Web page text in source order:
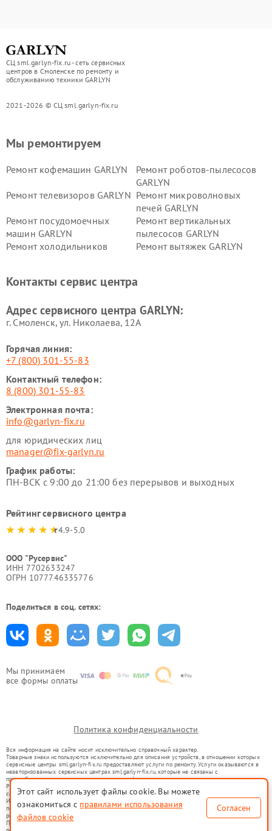
СЦ sml.garlyn-fix.ru - сеть сервисных
центров в Смоленске по ремонту и
обслуживанию техники GARLYN
2021-2026 © СЦ sml.garlyn-fix.ru
Мы принимаем
все формы оплаты
Мы ремонтируем
Ремонт кофемашин GARLYN
Ремонт роботов-пылесосов
GARLYN
Ремонт телевизоров GARLYN Ремонт микроволновых
печей GARLYN
Ремонт посудомоечных
машин GARLYN
Ремонт вертикальных
пылесосов GARLYN
Ремонт холодильников
Ремонт вытяжек GARLYN
стеклоочистителей GARLYN
GARLYN
GARLYN
Контакты сервис центра
Адрес сервисного центра GARLYN:
г. Смоленск, ул. Николаева, 12А
Горячая линия:
+7 (800) 301-55-83
Контактный телефон:
8 (800) 301-55-83
Электронная почта:
info@garlyn-fix.ru
для юридических лиц
manager@fix-garlyn.ru
График работы:
ПН-ВСК с 9:00 до 21:00 без перерывов и выходных
Рейтинг сервисного центра
4.9-5.0
ООО "Русервис"
ИНН 7702633247
ОГРН 1077746335776
Поделиться в соц. сетях:
Политика конфиденциальности
Вся информация на сайте носит исключительно справочный характер.
Товарные знаки используются исключительно для описания устройств, в отношении которых
сервисные центры sml.garlyn-fix.ru предоставляют услуги по ремонту. Услуги оказываются в
неавторизованных сервисных центрах sml.garlyn-fix.ru, которые не связаны с
правообладателями товарных знаков или их официальными представителями.
Ремонт осуществляется для устройств, уже введенных в гражданский оборот в соответствии
со статьей 1487 ГК РФ.
Использование товарных знаков не преследует цели индивидуализации услуг или введения
потребителей в заблуждение, а служит для информирования о предоставляемых услугах по
ремонту техники указанных брендов.
Представленная на сайте информация не является публичной офертой, определяемой
Этот сайт использует файлы cookie. Вы можете
ознакомиться с правилами использования
файлов cookie
Согласен